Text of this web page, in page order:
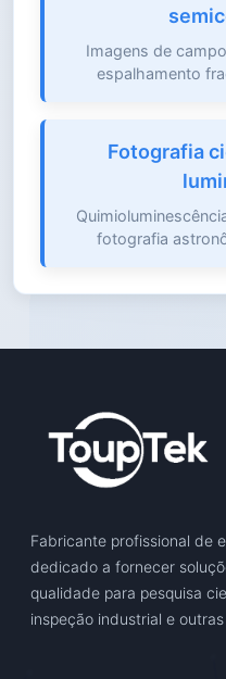
Imagens de
espalhamento
Fotografia
fotografia
Fabricante profissional de
dedicado a fornecer
qualidade para pesquisa
inspeção industrial e